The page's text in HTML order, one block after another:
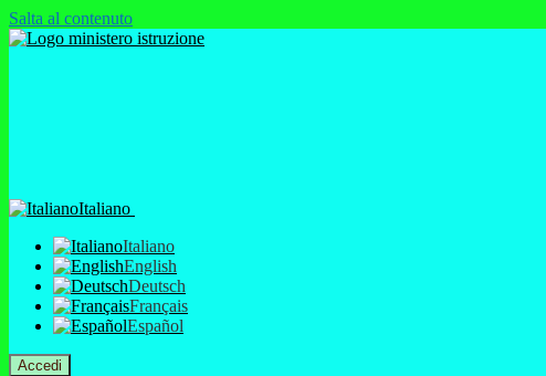
Salta al contenuto
Italiano
Italiano
English
Deutsch
Français
Español
Accedi